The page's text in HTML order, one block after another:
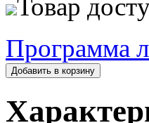
Товар
Программа
Добавить в корзину